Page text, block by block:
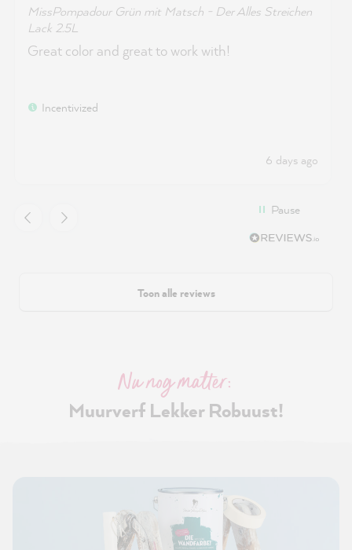
MissPompadour Grün mit Matsch - Der Alles Streichen
Lack 2.5L
Great color and great to work with!
Incentivized
6 days ago
Pause
Toon alle reviews
Nu nog matter:
Muurverf Lekker Robuust!